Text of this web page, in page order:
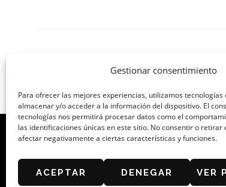
Gestionar consentimiento
Para ofrecer las mejores experiencias, utilizamos tecnologías
almacenar y/o acceder a la información del dispositivo. El
tecnologías nos permitirá procesar datos como el
las identificaciones únicas en este sitio. No consentir o retirar
afectar negativamente a ciertas características y funciones.
ACEPTAR DENEGAR VER
ORGANIZA: ASOCIACIÓN DE